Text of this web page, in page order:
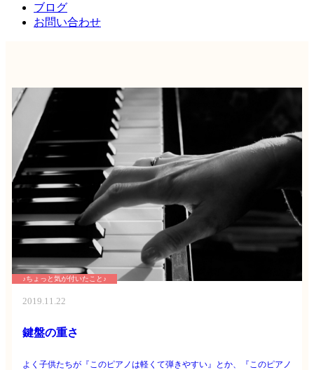
ブログ
お問い合わせ
♪ちょっと気が付いたこと♪
2019.11.22
鍵盤の重さ
よく子供たちが『このピアノは軽くて弾きやすい』とか、『このピアノ